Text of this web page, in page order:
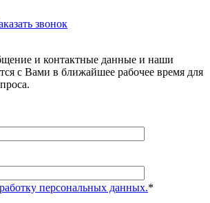
звонок
и контактные данные и наши
с Вами в ближайшее рабочее время для
персональных данных.*